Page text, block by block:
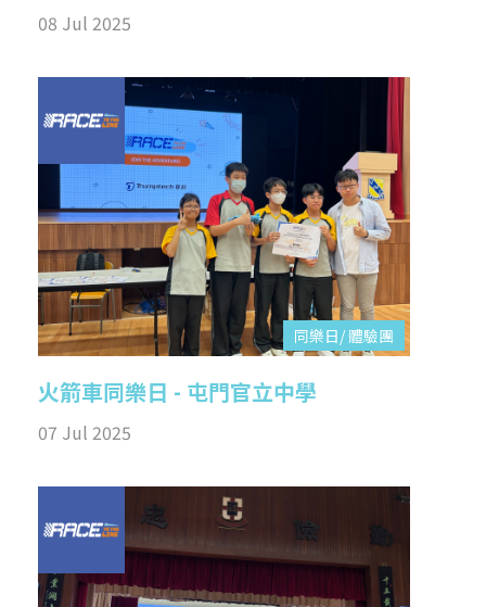
08 Jul 2025
同樂日/ 體驗團
火箭車同樂日 - 屯門官立中學
07 Jul 2025